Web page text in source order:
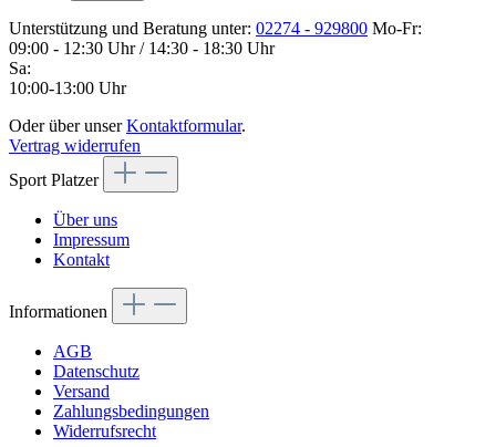
Unterstützung und Beratung unter: 02274 - 929800 Mo-Fr:
09:00 - 12:30 Uhr / 14:30 - 18:30 Uhr
Sa:
10:00-13:00 Uhr
Oder über unserKontaktformular.
Vertrag widerrufen
Sport Platzer
Über uns
Impressum
Kontakt
Informationen
AGB
Datenschutz
Versand
Zahlungsbedingungen
Widerrufsrecht